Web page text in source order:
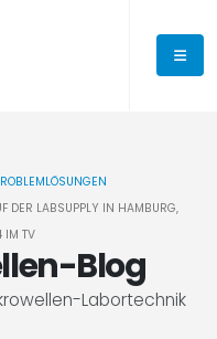
Blog
Labortechnik
DER LABSUPPLY IN HAMBURG,
IM TV